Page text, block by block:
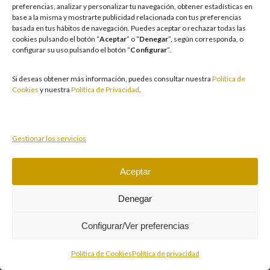
preferencias, analizar y personalizar tu navegación, obtener estadísticas en
base a la misma y mostrarte publicidad relacionada con tus preferencias
basada en tus hábitos de navegación. Puedes aceptar o rechazar todas las
cookies pulsando el botón “Aceptar” o “Denegar”, según corresponda, o
configurar su uso pulsando el botón “Configurar”.
Si deseas obtener más información, puedes consultar nuestra Política de
Cookies y nuestra Política de Privacidad.
Gestionar los servicios
Aceptar
Denegar
Configurar/Ver preferencias
Política de CookiesPolítica de privacidad
8.000 puntos al bote. Dmtri le pagaba mostrando A♦ Q♣ y se
llevaba el bote por el kicker, ya que Pablo mostraba A♠ J♥